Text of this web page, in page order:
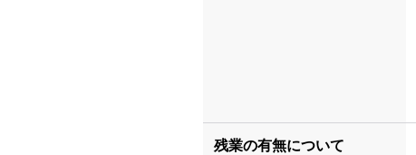
残業の有無について